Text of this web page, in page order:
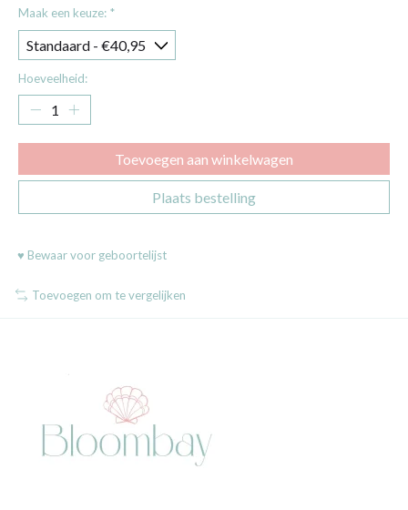
Maak een keuze: *
Hoeveelheid:
Toevoegen aan winkelwagen
Plaats bestelling
♥ Bewaar voor geboortelijst
Toevoegen om te vergelijken